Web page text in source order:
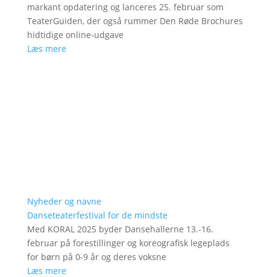
markant opdatering og lanceres 25. februar som
TeaterGuiden, der også rummer Den Røde Brochures
hidtidige online-udgave
Læs mere
Nyheder og navne
Danseteaterfestival for de mindste
Med KORAL 2025 byder Dansehallerne 13.-16.
februar på forestillinger og koreografisk legeplads
for børn på 0-9 år og deres voksne
Læs mere